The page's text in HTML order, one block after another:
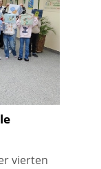
vierten